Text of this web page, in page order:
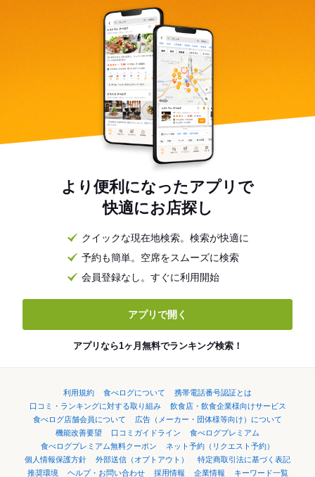
より便利になったアプリで
快適にお店探し
クイックな現在地検索。検索が快適に
予約も簡単。空席をスムーズに検索
会員登録なし。すぐに利用開始
アプリで開く
アプリなら1ヶ月無料でランキング検索！
利用規約 食べログについて
携帯電話番号認証とは
口コミ・ランキングに対する取り組み
飲食店・飲食企業様向けサービス
食べログ店舗会員について
広告（メーカー・団体様等向け）について
機能改善要望
口コミガイドライン
食べログプレミアム
食べログプレミアム無料クーポン
ネット予約（リクエスト予約）
個人情報保護方針
外部送信（オプトアウト）
特定商取引法に基づく表記
推奨環境
ヘルプ・お問い合わせ 採用情報 企業情報 キーワード一覧